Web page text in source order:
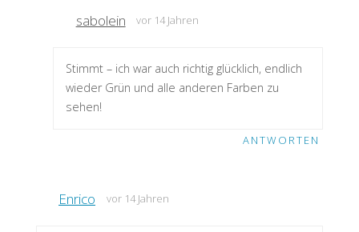
sabolein vor 14 Jahren
Stimmt – ich war auch richtig glücklich, endlich
wieder Grün und alle anderen Farben zu
sehen!
ANTWORTEN
Enrico vor 14 Jahren